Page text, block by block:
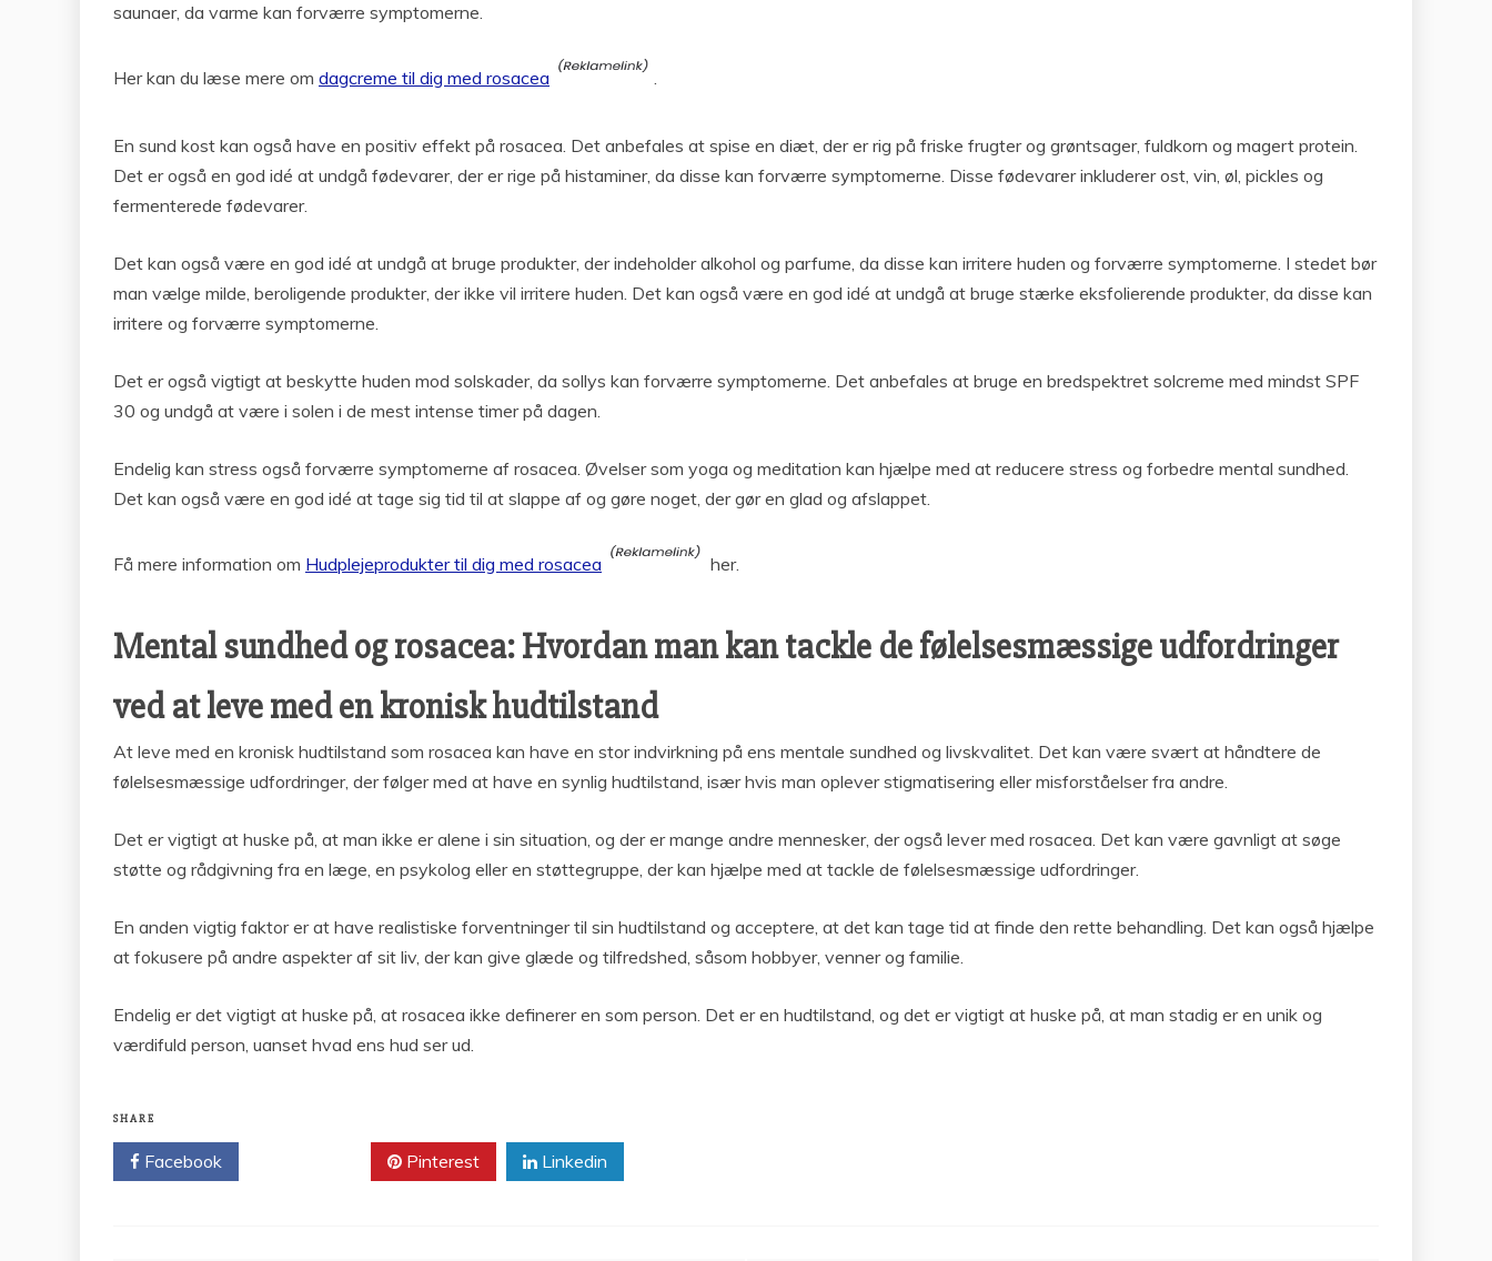
saunaer, da varme kan forværre symptomerne.
Her kan du læse mere om dagcreme til dig med rosacea
En sund kost kan også have en positiv effekt på rosacea. Det anbefales at spise en diæt, der er rig på friske frugter og grøntsager, fuldkorn og magert protein.
Det er også en god idé at undgå fødevarer, der er rige på histaminer, da disse kan forværre symptomerne. Disse fødevarer inkluderer ost, vin, øl, pickles og
fermenterede fødevarer.
Det kan også være en god idé at undgå at bruge produkter, der indeholder alkohol og parfume, da disse kan irritere huden og forværre symptomerne. I stedet bør
man vælge milde, beroligende produkter, der ikke vil irritere huden. Det kan også være en god idé at undgå at bruge stærke eksfolierende produkter, da disse kan
irritere og forværre symptomerne.
Det er også vigtigt at beskytte huden mod solskader, da sollys kan forværre symptomerne. Det anbefales at bruge en bredspektret solcreme med mindst SPF
30 og undgå at være i solen i de mest intense timer på dagen.
Endelig kan stress også forværre symptomerne af rosacea. Øvelser som yoga og meditation kan hjælpe med at reducere stress og forbedre mental sundhed.
Det kan også være en god idé at tage sig tid til at slappe af og gøre noget, der gør en glad og afslappet.
Få mere information om Hudplejeprodukter til dig med rosacea her.
Mental sundhed og rosacea: Hvordan man kan tackle de følelsesmæssige udfordringer
ved at leve med en kronisk hudtilstand
At leve med en kronisk hudtilstand som rosacea kan have en stor indvirkning på ens mentale sundhed og livskvalitet. Det kan være svært at håndtere de
følelsesmæssige udfordringer, der følger med at have en synlig hudtilstand, især hvis man oplever stigmatisering eller misforståelser fra andre.
Det er vigtigt at huske på, at man ikke er alene i sin situation, og der er mange andre mennesker, der også lever med rosacea. Det kan være gavnligt at søge
støtte og rådgivning fra en læge, en psykolog eller en støttegruppe, der kan hjælpe med at tackle de følelsesmæssige udfordringer.
En anden vigtig faktor er at have realistiske forventninger til sin hudtilstand og acceptere, at det kan tage tid at finde den rette behandling. Det kan også hjælpe
at fokusere på andre aspekter af sit liv, der kan give glæde og tilfredshed, såsom hobbyer, venner og familie.
Endelig er det vigtigt at huske på, at rosacea ikke definerer en som person. Det er en hudtilstand, og det er vigtigt at huske på, at man stadig er en unik og
værdifuld person, uanset hvad ens hud ser ud.
SHARE
Facebook Pinterest Linkedin